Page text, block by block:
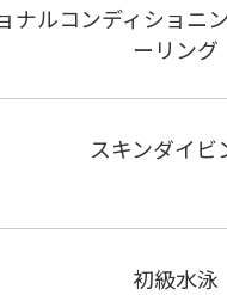
ナルコンディショニ
ーリング
スキンダイビ
初級水泳